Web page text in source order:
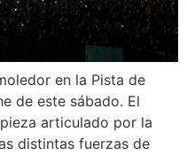
en la Pista de
de este sábado. El
articulado por la
distintas fuerzas de